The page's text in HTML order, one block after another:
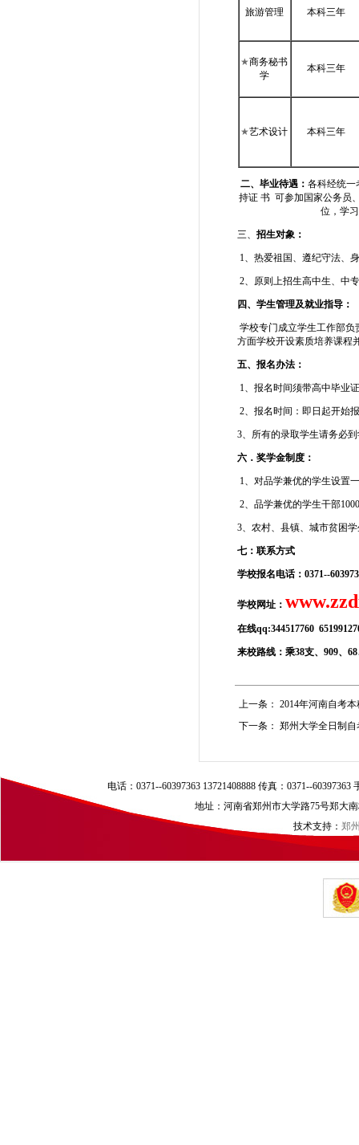
旅游管理 本科三年
★商务秘书
学
本科三年
★艺术设计 本科三年
二、毕业待遇： 各科经统一
持证 书 可参加国家公务员
位，学
三、招生对象：
1、热爱祖国、遵纪守法、
2、原则上招生高中生、中
四、学生管理及就业指导：
学校专门成立学生工作部
方面学校开设素质培养课程
五、报名办法：
1、报名时间须带高中毕业
2、报名时间：即日起开始
3、所有的录取学生请务必
六．奖学金制度：
1、对品学兼优的学生设置
2、品学兼优的学生干部
3、农村、县镇、城市贫困
七：联系方式
学校报名电话：0371--
学校网址：
在线qq:344517760
来校路线：乘38支、909、
上一条： 2014年河南自考
下一条： 郑州大学全日制
电话：0371--60397363 13721408888 传真：0371--
地址：河南省郑州市大学路75号郑大
技术支持： 郑